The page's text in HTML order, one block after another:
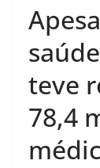
teve
78,4